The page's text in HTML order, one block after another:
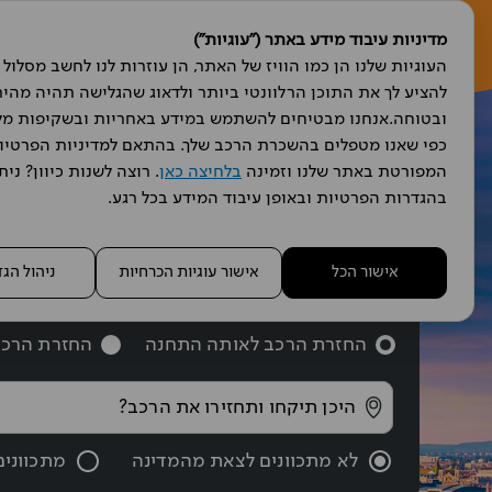
מדיניות עיבוד מידע באתר ("עוגיות")
המפורטת באתר שלנו וזמינה בלחיצה כאן
בהגדרות הפרטיות ובאופן עיבוד המידע בכל רגע.
אישור הכל אישור עוגיות הכרחיות ניהול
החזרת הרכב לאותה התחנה החזרת
לא מתכוונים לצאת מהמדינה